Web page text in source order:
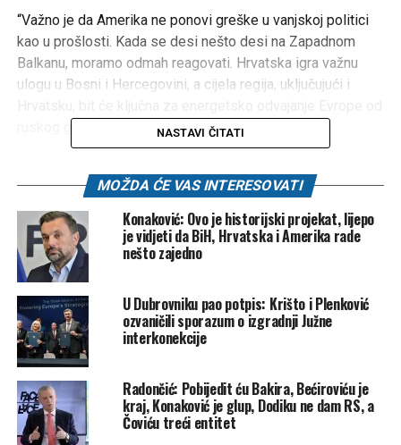
“Važno je da Amerika ne ponovi greške u vanjskoj politici
kao u prošlosti. Kada se desi nešto desi na Zapadnom
Balkanu, moramo odmah reagovati. Hrvatska igra važnu
ulogu u Bosni i Hercegovini, a cijela regija, uključujući i
ruskog gasa”, navela je Shaheen.
Dejtonski mirovni sporazum”, te “aktivno pratiti kako
Hrvatska odgovara na situaciju u BiH.”
Nakon što su završena uvodna izlaganja osoba koje je
Trump predložio za ambasadore SAD-a u Čileu, Vatikanu i
McGraw, kao potencijalne buduće američke ambasadorice
u Hrvatskoj.
bilo vezano za projekt “Južna interkonekcija”, te da je
Shaheen izdvojila jednog krivca zbog zastoja u izgradnji
projekta.
NASTAVI ČITATI
MOŽDA ĆE VAS INTERESOVATI
Konaković: Ovo je historijski projekat, lijepo
je vidjeti da BiH, Hrvatska i Amerika rade
nešto zajedno
U Dubrovniku pao potpis: Krišto i Plenković
ozvaničili sporazum o izgradnji Južne
interkonekcije
Radončić: Pobijedit ću Bakira, Bećiroviću je
kraj, Konaković je glup, Dodiku ne dam RS, a
Čoviću treći entitet